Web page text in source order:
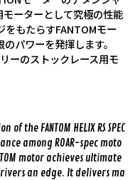
ーターとして究極の性能
もたらすFANTOMモー
パワーを発揮します。
ーのストックレース用モ
FANTOM HELIX RS SPEC
among ROAR-spec moto
motor achieves ultimate
an edge. It delivers ma